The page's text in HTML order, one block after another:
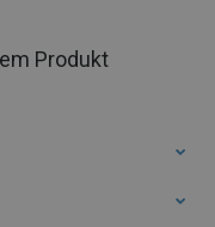
Produkt